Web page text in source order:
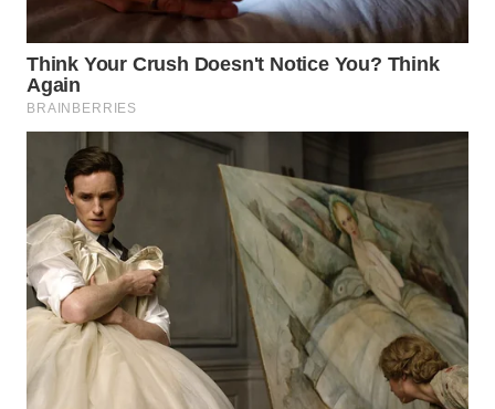
WN
PAKPAK
WN
KARAWANG
WN
BEKASI
WN
BOGOR
DEPOK